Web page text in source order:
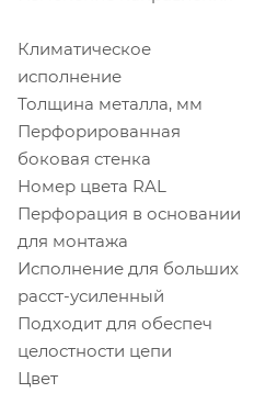
Климатическое
исполнение
Толщина металла, мм
Перфорированная
боковая стенка
Номер цвета RAL
Перфорация в основании
для монтажа
Исполнение для больших
расст-усиленный
Подходит для обеспеч
целостности цепи
Цвет